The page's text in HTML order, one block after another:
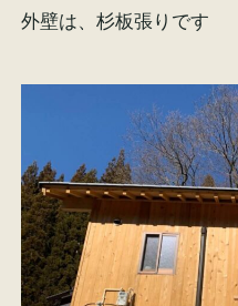
外壁は、杉板張りです